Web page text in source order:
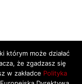
którym może działać
że zgadzasz się
w zakładce Polityka